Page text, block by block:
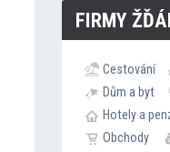
FIRMY
Cestování
Dům a byt
Hotely a
Obchody